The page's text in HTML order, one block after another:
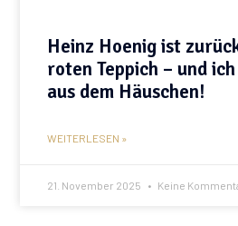
Heinz Hoenig ist
roten Teppich – und
aus dem Häuschen!
WEITERLESEN »
21. November 2025 Keine